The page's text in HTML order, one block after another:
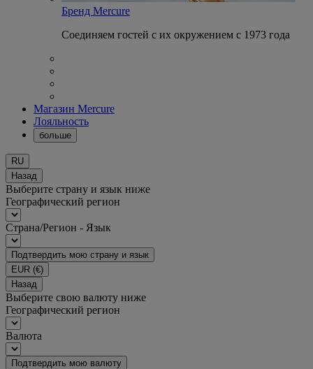
Бренд Mercure
Соединяем гостей с их окружением с 1973 года
Магазин Mercure
Лояльность
больше
RU
Назад
Выберите страну и язык ниже
Географический регион
Страна/Регион - Язык
Подтвердить мою страну и язык
EUR (€)
Назад
Выберите свою валюту ниже
Географический регион
Валюта
Подтвердить мою валюту